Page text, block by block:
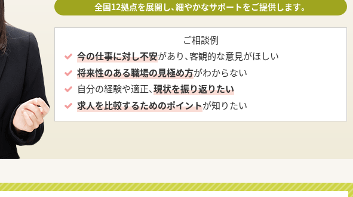
全国12拠点を展開し、細やかなサポートをご提供します。
ご相談例
今の仕事に対し不安があり、客観的な意見がほしい
将来性のある職場の見極め方がわからない
自分の経験や適正、現状を振り返りたい
求人を比較するためのポイントが知りたい